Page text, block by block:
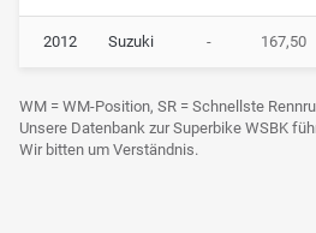
2012 Suzuki - 167,50
WM = WM-Position, SR = Schnellste
Unsere Datenbank zur Superbike WSBK führt Statistiken seit 2008. Ggf.
Wir bitten um Verständnis.